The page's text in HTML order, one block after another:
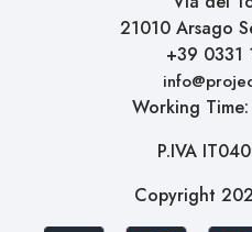
21010 Arsago
+39 0331
Working
P.IVA
Copyright